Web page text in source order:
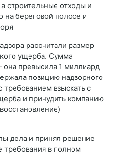
строительные отходы и
на береговой полосе и
рассчитали размер
ущерба. Сумма
она превысила 1 миллиард
позицию надзорного
требованием взыскать с
и принудить компанию
дела и принял решение
требования в полном